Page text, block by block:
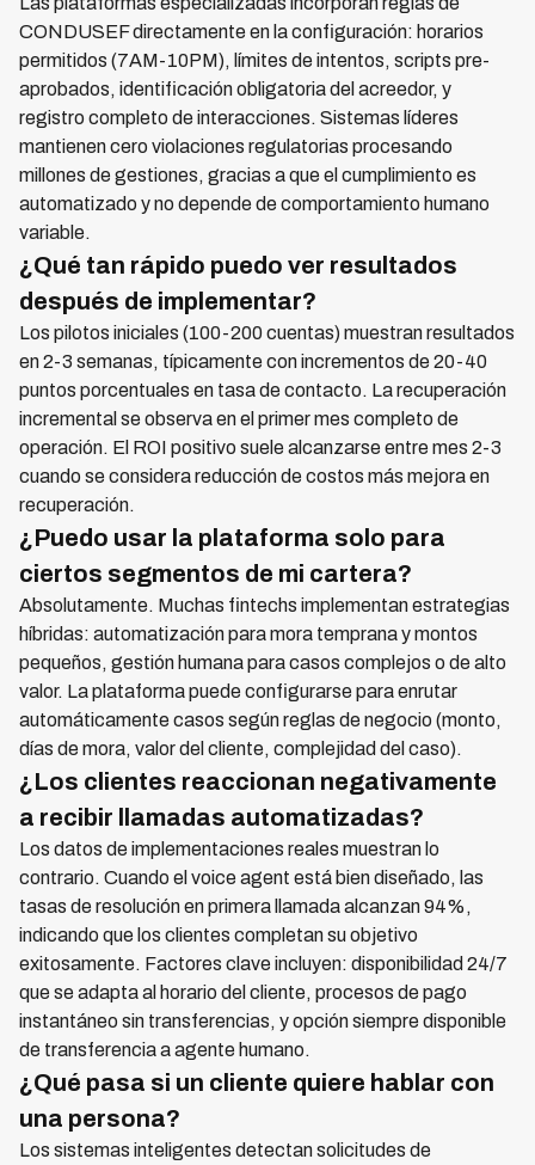
CONDUSEF directamente en la configuración: horarios
permitidos (7AM-10PM), límites de intentos, scripts pre-
aprobados, identificación obligatoria del acreedor, y
registro completo de interacciones. Sistemas líderes
mantienen cero violaciones regulatorias procesando
millones de gestiones, gracias a que el cumplimiento es
automatizado y no depende de comportamiento humano
variable.
¿Qué tan rápido puedo ver resultados
después de implementar?
Los pilotos iniciales (100-200 cuentas) muestran resultados
en 2-3 semanas, típicamente con incrementos de 20-40
puntos porcentuales en tasa de contacto. La recuperación
incremental se observa en el primer mes completo de
operación. El ROI positivo suele alcanzarse entre mes 2-3
cuando se considera reducción de costos más mejora en
recuperación.
¿Puedo usar la plataforma solo para
ciertos segmentos de mi cartera?
Absolutamente. Muchas fintechs implementan estrategias
híbridas: automatización para mora temprana y montos
pequeños, gestión humana para casos complejos o de alto
valor. La plataforma puede configurarse para enrutar
automáticamente casos según reglas de negocio (monto,
días de mora, valor del cliente, complejidad del caso).
¿Los clientes reaccionan negativamente
a recibir llamadas automatizadas?
Los datos de implementaciones reales muestran lo
contrario. Cuando el voice agent está bien diseñado, las
tasas de resolución en primera llamada alcanzan 94%,
indicando que los clientes completan su objetivo
exitosamente. Factores clave incluyen: disponibilidad 24/7
que se adapta al horario del cliente, procesos de pago
instantáneo sin transferencias, y opción siempre disponible
de transferencia a agente humano.
¿Qué pasa si un cliente quiere hablar con
una persona?
Los sistemas inteligentes detectan solicitudes de